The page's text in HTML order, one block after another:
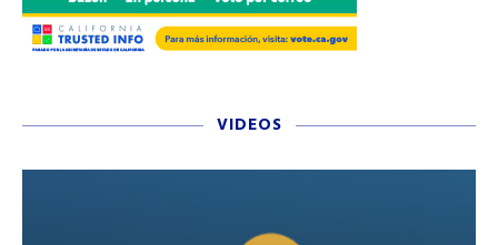
VIDEOS